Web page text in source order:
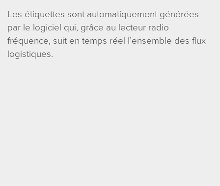
Les étiquettes sont automatiquement générées
par le logiciel qui, grâce au lecteur radio
fréquence, suit en temps réel l’ensemble des flux
logistiques.